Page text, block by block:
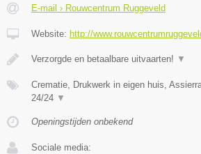
E-mail › Rouwcentrum Ruggeveld
Website: http://
Verzorgde en betaalbare uitvaarten! ▼
Crematie, Drukwerk in eigen huis,
24/24 ▼
Openingstijden onbekend
Sociale media: